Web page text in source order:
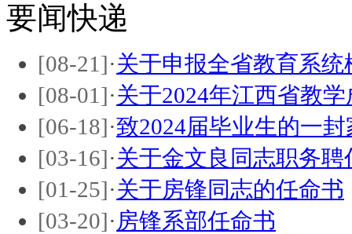
要闻快递
[08-21]·关于申报全省教育系统
[08-01]·关于2024年江西省教
[06-18]·致2024届毕业生的一封
[03-16]·关于金文良同志职务聘
[01-25]·关于房锋同志的任命书
[03-20]· 房锋系部任命书